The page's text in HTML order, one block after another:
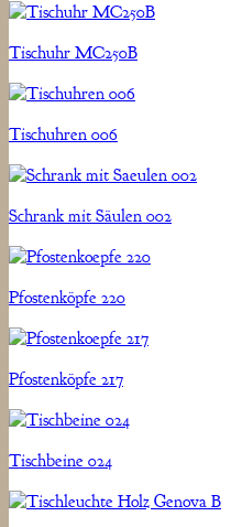
Tischuhr MC250B
Tischuhren 006
Schrank mit Säulen 002
Pfostenköpfe 220
Pfostenköpfe 217
Tischbeine 024